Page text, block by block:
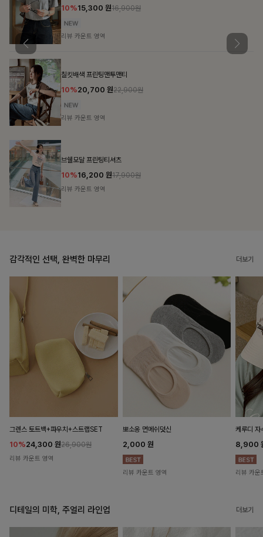
17%48,900원58,900원
리뷰 카운트 영역
블룬티 나시원피스+셔츠SET
15%31,900 원37,500원
리뷰 카운트 영역
감각적인 선택, 완벽한 마무리 더보기
그렌스 토트백+파우치+스트랩SET
10%24,300 원26,900원
리뷰 카운트 영역
뽀소옹 면메쉬덧신
2,000 원
리뷰 카운트 영역
케루디 자
8,900
리뷰 카운
디테일의 미학, 주얼리 라인업 더보기